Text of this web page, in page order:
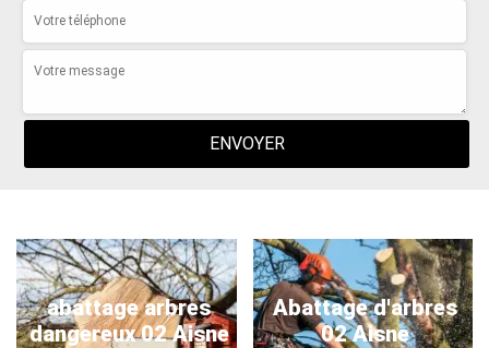
abattage arbres
dangereux 02 Aisne
Abattage d'arbres
02 Aisne